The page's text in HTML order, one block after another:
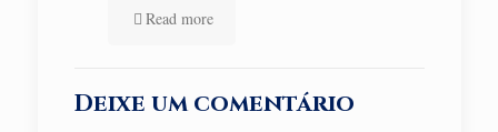
Read more
Deixe um comentário